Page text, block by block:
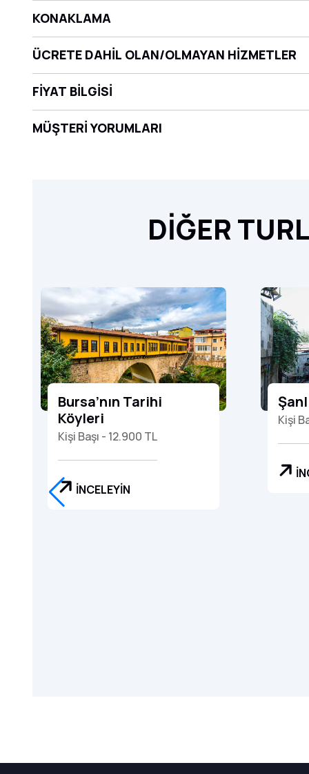
KONAKLAMA
ÜCRETE DAHİL OLAN/OLMAYAN HİZMETLER
FİYAT BİLGİSİ
MÜŞTERİ YORUMLARI
DİĞER
Bursa’nın Tarihi
Köyleri
Kişi Başı - 12.900 TL
İNCELEYİN
Kişi